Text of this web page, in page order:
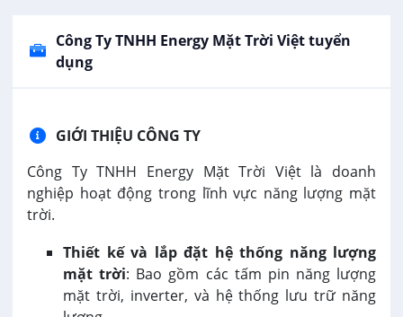
Công Ty TNHH Energy Mặt Trời Việt tuyển
dụng
GIỚI THIỆU CÔNG TY
Công Ty TNHH Energy Mặt Trời Việt là doanh
nghiệp hoạt động trong lĩnh vực năng lượng mặt
trời.
Thiết kế và lắp đặt hệ thống năng lượng
mặt trời: Bao gồm các tấm pin năng lượng
mặt trời, inverter, và hệ thống lưu trữ năng